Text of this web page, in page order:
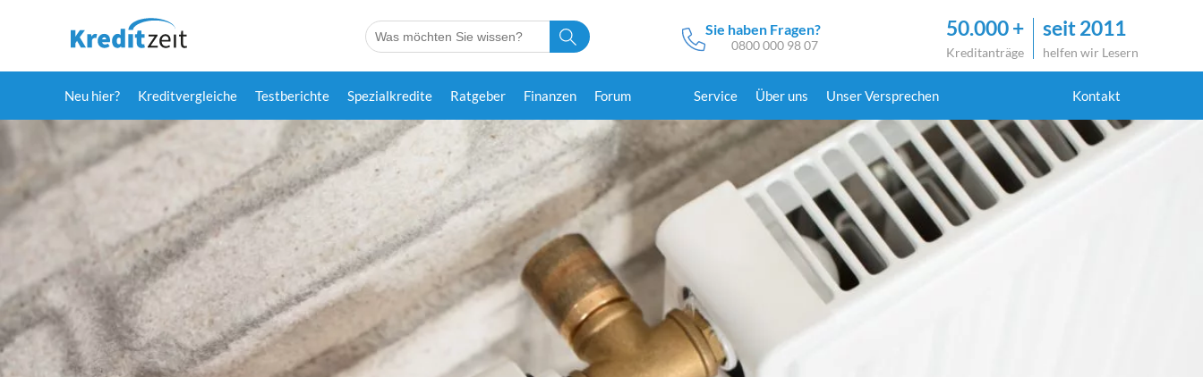
Sie haben Fragen?
0800 000 98 07
50.000 +
Kreditanträge
seit 2011
helfen wir Lesern
Neu hier? Kreditvergleiche Testberichte Spezialkredite Ratgeber Finanzen Forum Service Über uns Unser Versprechen Kontakt